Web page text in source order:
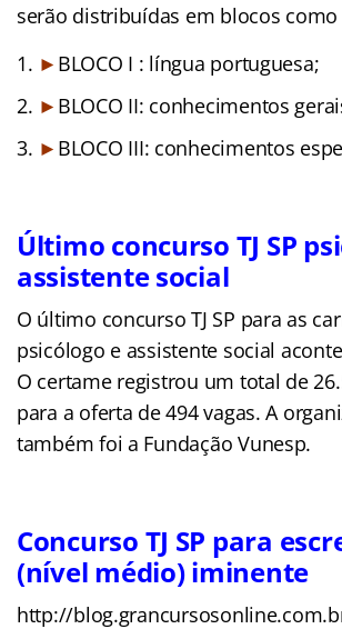
serão distribuídas em blocos como
► BLOCO I : língua portuguesa;
► BLOCO II: conhecimentos
► BLOCO III: conhecimentos
Último concurso TJ SP
assistente social
O último concurso TJ SP para as
psicólogo e assistente social
O certame registrou um total de
para a oferta de 494 vagas. A
também foi a Fundação Vunesp.
Concurso TJ SP para
(nível médio) iminente
http://